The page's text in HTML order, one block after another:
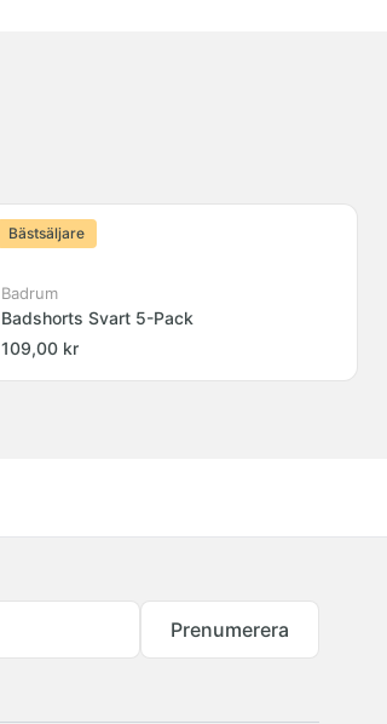
Bästsäljare
Badrum
Badshorts Svart 5-Pack
109,00 kr
Prenumerera